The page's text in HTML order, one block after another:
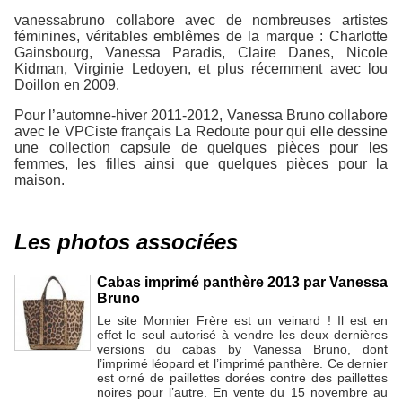
vanessabruno collabore avec de nombreuses artistes
féminines, véritables emblêmes de la marque : Charlotte
Gainsbourg, Vanessa Paradis, Claire Danes, Nicole
Kidman, Virginie Ledoyen, et plus récemment avec lou
Doillon en 2009.
Pour l’automne-hiver 2011-2012, Vanessa Bruno collabore
avec le VPCiste français La Redoute pour qui elle dessine
une collection capsule de quelques pièces pour les
femmes, les filles ainsi que quelques pièces pour la
maison.
Les photos associées
Cabas imprimé panthère 2013 par Vanessa
Bruno
Le site Monnier Frère est un veinard ! Il est en
effet le seul autorisé à vendre les deux dernières
versions du cabas by Vanessa Bruno, dont
l’imprimé léopard et l’imprimé panthère. Ce dernier
est orné de paillettes dorées contre des paillettes
noires pour l’autre. En vente du 15 novembre au